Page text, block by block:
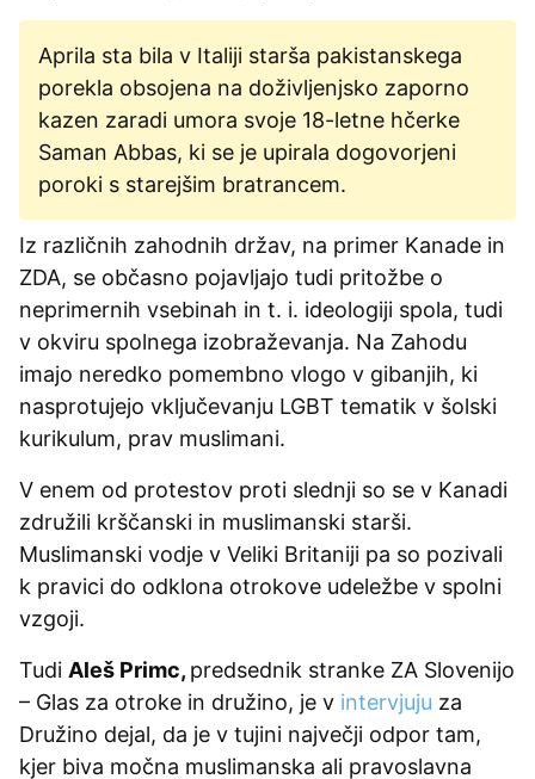
Aprila sta bila v Italiji starša pakistanskega
porekla obsojena na doživljenjsko zaporno
kazen zaradi umora svoje 18-letne hčerke
Saman Abbas, ki se je upirala dogovorjeni
poroki s starejšim bratrancem.
Iz različnih zahodnih držav, na primer Kanade in
ZDA, se občasno pojavljajo tudi pritožbe o
neprimernih vsebinah in t. i. ideologiji spola, tudi
v okviru spolnega izobraževanja. Na Zahodu
imajo neredko pomembno vlogo v gibanjih, ki
nasprotujejo vključevanju LGBT tematik v šolski
kurikulum, prav muslimani.
V enem od protestov proti slednji so se v Kanadi
združili krščanski in muslimanski starši.
Muslimanski vodje v Veliki Britaniji pa so pozivali
k pravici do odklona otrokove udeležbe v spolni
vzgoji.
Tudi Aleš Primc, predsednik stranke ZA Slovenijo
– Glas za otroke in družino, je v intervjuju za
Družino dejal, da je v tujini največji odpor tam,
kjer biva močna muslimanska ali pravoslavna